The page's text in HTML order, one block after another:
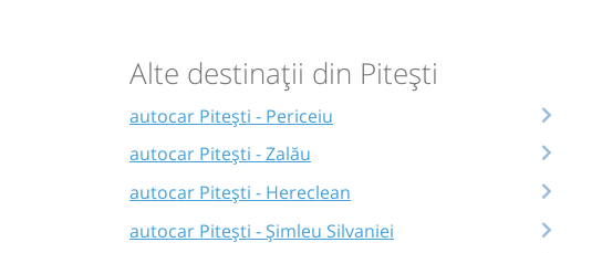
Alte destinații din Pitești
autocar Pitești - Periceiu
autocar Pitești - Zalău
autocar Pitești - Hereclean
autocar Pitești - Șimleu Silvaniei